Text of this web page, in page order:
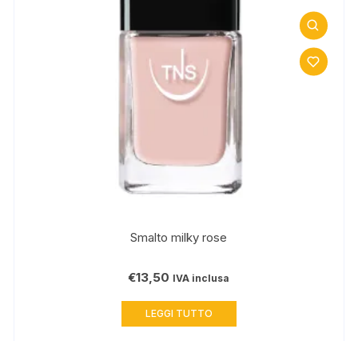
Smalto milky rose
€13,50 IVA inclusa
LEGGI TUTTO